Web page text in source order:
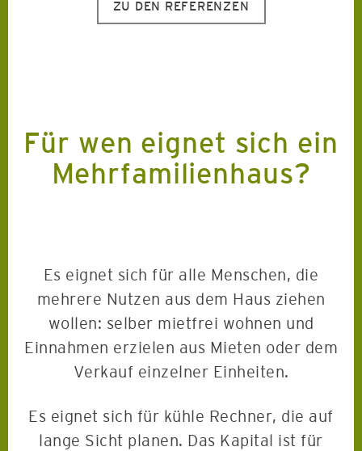
ZU DEN REFERENZEN
Für wen eignet sich ein
Mehrfamilienhaus?
Es eignet sich für alle Menschen, die
mehrere Nutzen aus dem Haus ziehen
wollen: selber mietfrei wohnen und
Einnahmen erzielen aus Mieten oder dem
Verkauf einzelner Einheiten.
Es eignet sich für kühle Rechner, die auf
lange Sicht planen. Das Kapital ist für